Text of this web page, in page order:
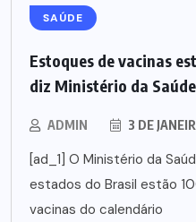
SAÚDE
Estoques de vacinas
diz Ministério da Saúde
ADMIN 3 DE
[ad_1] O Ministério da
estados do Brasil estão
vacinas do calendário